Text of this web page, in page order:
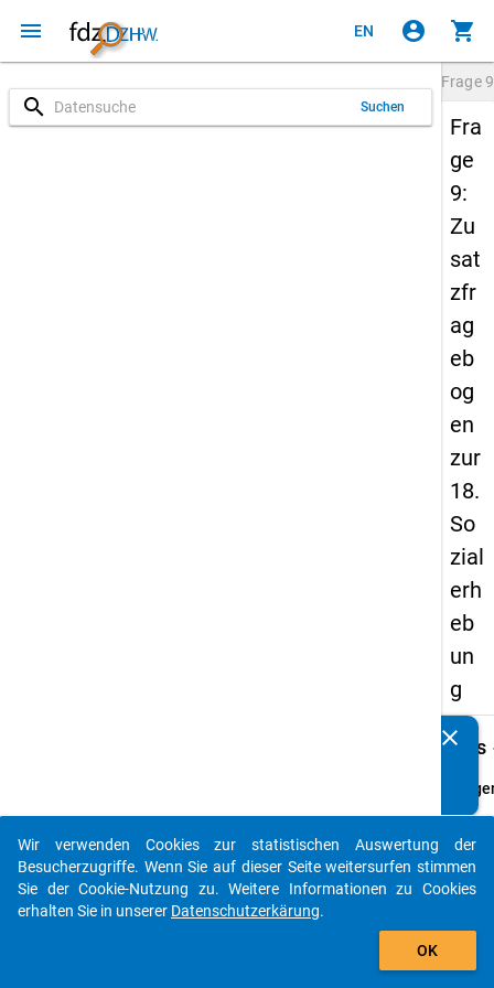
menu EN account_circle shopping_cart
search Suchen
Frage9
Fra
ge
9:
Zu
sat
zfr
ag
eb
og
en
zur
18.
So
zial
erh
eb
un
g
Details
Was
Sie
Ihnen
für Ihr
clear
auto_stories
add_shopping_cart
Wir verwenden Cookies zur statistischen Auswertung der
Besucherzugriffe. Wenn Sie auf dieser Seite weitersurfen stimmen
Sie der Cookie-Nutzung zu. Weitere Informationen zu Cookies
erhalten Sie in unserer Datenschutzerkärung.
OK